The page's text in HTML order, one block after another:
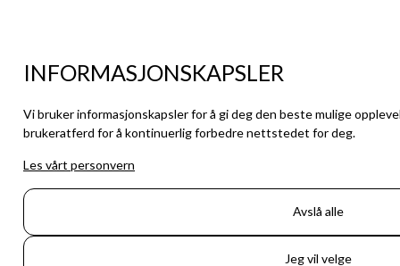
INFORMASJONSKAPSLER
Vi bruker informasjonskapsler for å gi deg den beste mulige
brukeratferd for å kontinuerlig forbedre nettstedet for deg.
Les vårt personvern
Avslå alle
Jeg vil velge